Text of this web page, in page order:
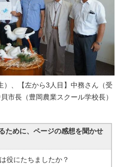
）、【左から3人目】中務さん（受
市長（豊岡農業スクール学校長）
ために、ページの感想を聞かせ
役にたちましたか？